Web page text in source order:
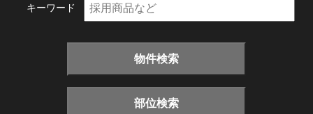
キーワード
物件検索
部位検索